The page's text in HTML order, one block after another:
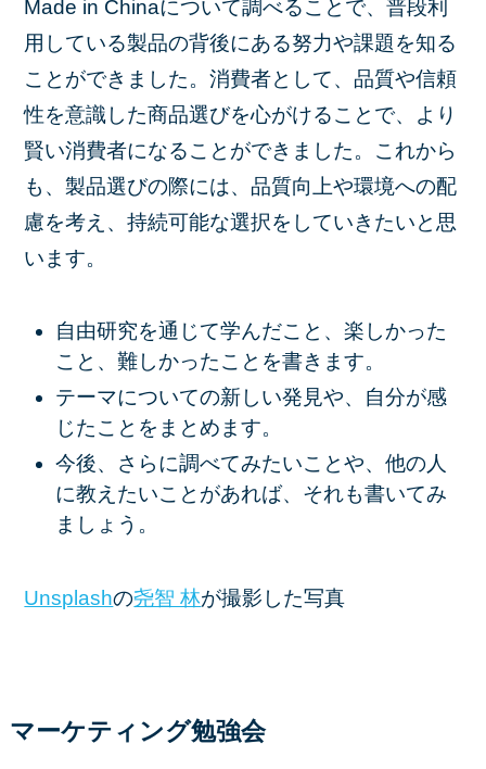
Made in Chinaについて調べることで、普段利
用している製品の背後にある努力や課題を知る
ことができました。消費者として、品質や信頼
性を意識した商品選びを心がけることで、より
賢い消費者になることができました。これから
も、製品選びの際には、品質向上や環境への配
慮を考え、持続可能な選択をしていきたいと思
います。
自由研究を通じて学んだこと、楽しかった
こと、難しかったことを書きます。
テーマについての新しい発見や、自分が感
じたことをまとめます。
今後、さらに調べてみたいことや、他の人
に教えたいことがあれば、それも書いてみ
ましょう。
Unsplashの尧智 林が撮影した写真
マーケティング勉強会